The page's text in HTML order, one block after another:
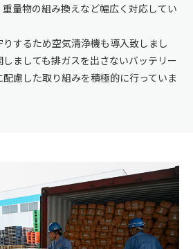
量物の組み換えなど幅広く対応してい
するため空気清浄機も導入致しまし
ましても排ガスを出さないバッテリー
慮した取り組みを積極的に行っていま